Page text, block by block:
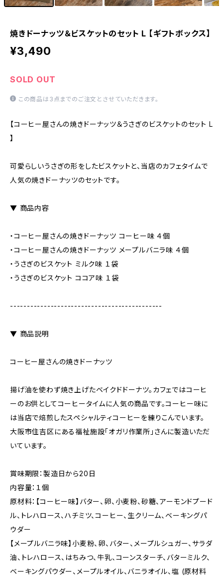
焼きドーナッツ＆ビスケットのセット L 【ギフトボックス】
¥3,490
SOLD OUT
この商品は3点までのご注文とさせていただきます。
【コーヒー屋さんの焼きドーナッツ＆うさぎのビスケットのセット L
】
可愛らしいうさぎの形をしたビスケットと、当店のカフェタイムで
人気の焼きドーナッツのセットです。
▼ 商品内容
・コーヒー屋さんの焼きドーナッツ コーヒー味 ４個
・コーヒー屋さんの焼きドーナッツ メープルバニラ味 ４個
・うさぎのビスケット ミルク味 １袋
・うさぎのビスケット ココア味 １袋
---------------------------------------------
▼ 商品説明
コーヒー屋さんの焼きドーナッツ
揚げ油を使わず焼き上げたベイクドドーナツ。カフェではコーヒ
ーのお供としてコーヒータイムに人気の商品です。コーヒー味に
は当店で焙煎したスペシャルティコーヒーを練りこんでいます。
大阪市住吉区にある福祉施設「オガリ作業所」さんに製造いただ
いています。
賞味期限：製造日から20日
内容量：１個
原材料：【コーヒー味】バター、卵、小麦粉、砂糖、アーモンドプード
ル、トレハロース、ハチミツ、コーヒー、生クリーム、ベーキングパ
ウダー
【メープルバニラ味】小麦粉、卵、バター、メープルシュガー、サラダ
油、トレハロース、はちみつ、牛乳、コーンスターチ、バターミルク、
ベーキングパウダー、メープルオイル、バニラオイル、塩 (原材料